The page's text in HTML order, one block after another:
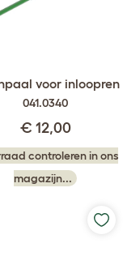
voor inloopren
041.0340
€ 12,00
controleren in ons
magazijn...